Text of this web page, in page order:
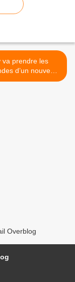
va prendre les
d’un nouveau
sur TF1.
Overblog